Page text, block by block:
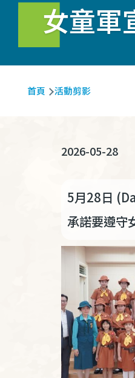
女童軍
航
首頁 活動剪影
2026-05-28
5月28日
承諾要遵守